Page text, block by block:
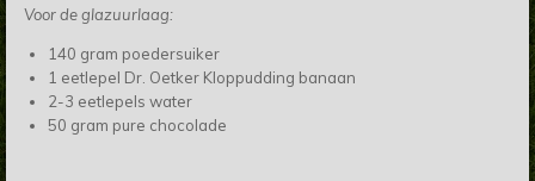
Voor de glazuurlaag:
140 gram poedersuiker
1 eetlepel Dr. Oetker Kloppudding banaan
2-3 eetlepels water
50 gram pure chocolade